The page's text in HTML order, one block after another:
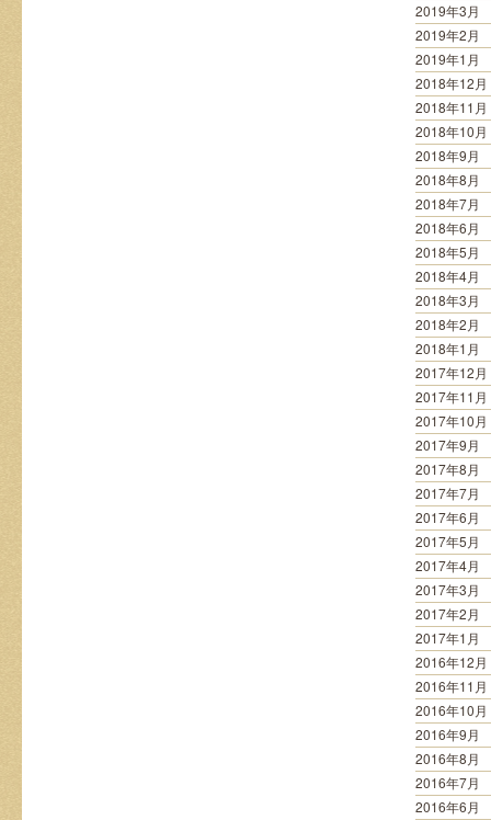
2019年3月
2019年2月
2019年1月
2018年12月
2018年11月
2018年10月
2018年9月
2018年8月
2018年7月
2018年6月
2018年5月
2018年4月
2018年3月
2018年2月
2018年1月
2017年12月
2017年11月
2017年10月
2017年9月
2017年8月
2017年7月
2017年6月
2017年5月
2017年4月
2017年3月
2017年2月
2017年1月
2016年12月
2016年11月
2016年10月
2016年9月
2016年8月
2016年7月
2016年6月